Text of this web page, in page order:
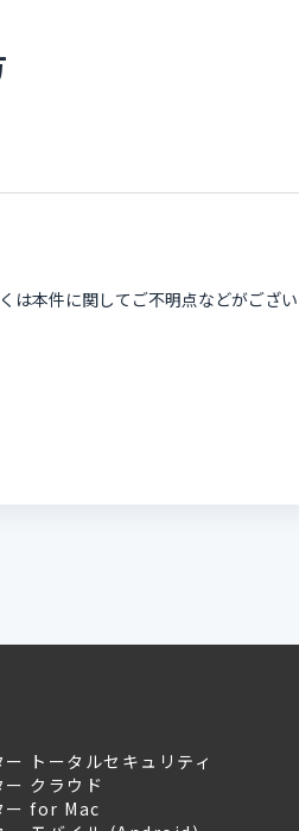
本件に関してご不明点などがござい
トータルセキュリティ
クラウド
ー for Mac